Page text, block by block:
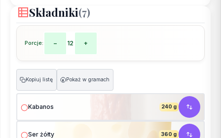
Składniki(7)
Porcje: − 12 +
Kopiuj listę g Pokaż w gramach
Kabanos 240 g
Ser żółty 360 g